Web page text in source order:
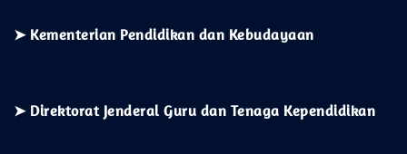
➤ Kementerian Pendidikan dan Kebudayaan
➤ Direktorat Jenderal Guru dan Tenaga Kependidikan